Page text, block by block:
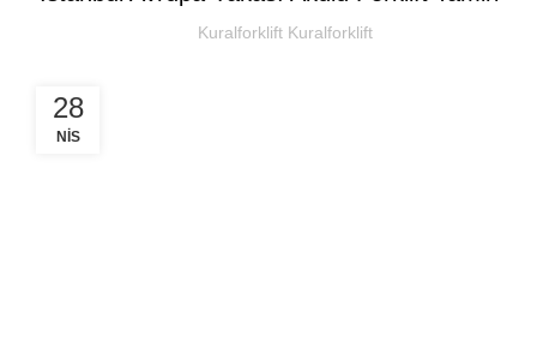
Kuralforklift Kuralforklift
28
NIS